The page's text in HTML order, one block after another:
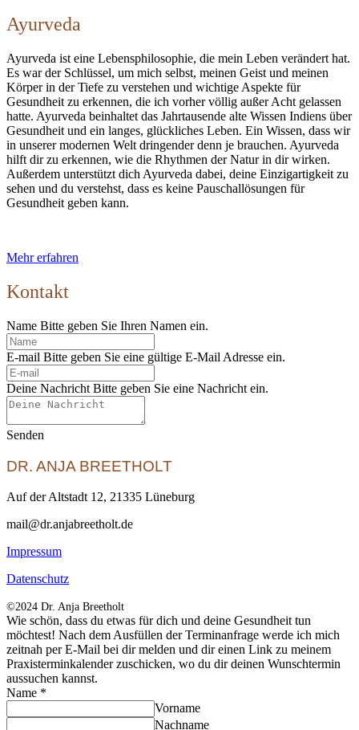
Ayurveda
Ayurveda ist eine Lebensphilosophie, die mein Leben verändert hat.
Es war der Schlüssel, um mich selbst, meinen Geist und meinen
Körper in der Tiefe zu verstehen und wichtige Aspekte für
Gesundheit zu erkennen, die ich vorher völlig außer Acht gelassen
hatte. Ayurveda beinhaltet das Jahrtausende alte Wissen Indiens über
Gesundheit und ein langes, glückliches Leben. Ein Wissen, dass wir
in unserer modernen Welt dringender denn je brauchen. Ayurveda
hilft dir zu erkennen, wie die Rhythmen der Natur in dir wirken.
Außerdem unterstützt dich Ayurveda dabei, deine Einzigartigkeit zu
sehen und du verstehst, dass es keine Pauschallösungen für
Gesundheit geben kann.
Mehr erfahren
Kontakt
Name Bitte geben Sie Ihren Namen ein.
E-mail Bitte geben Sie eine gültige E-Mail Adresse ein.
Deine Nachricht Bitte geben Sie eine Nachricht ein.
Senden
DR. ANJA BREETHOLT
Auf der Altstadt 12, 21335 Lüneburg
mail@dr.anjabreetholt.de
Impressum
Datenschutz
©2024 Dr. Anja Breetholt
Wie schön, dass du etwas für dich und deine Gesundheit tun
möchtest! Nach dem Ausfüllen der Terminanfrage werde ich mich
zeitnah per E-Mail bei dir melden und dir einen Link zu meinem
Praxisterminkalender zuschicken, wo du dir deinen Wunschtermin
aussuchen kannst.
Name *
Vorname
Nachname